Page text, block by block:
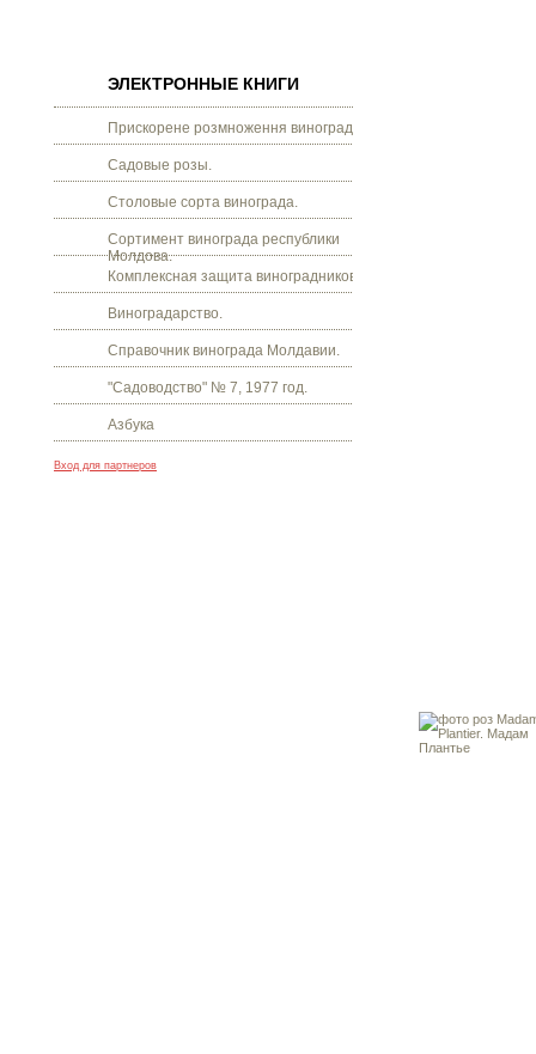
ЭЛЕКТРОННЫЕ КНИГИ
Прискорене розмноження винограду.
Садовые розы.
Столовые сорта винограда.
Сортимент винограда республики
Молдова.
Комплексная защита виноградников.
Виноградарство.
Справочник винограда Молдавии.
"Садоводство" № 7, 1977 год.
Азбука
Вход для партнеров